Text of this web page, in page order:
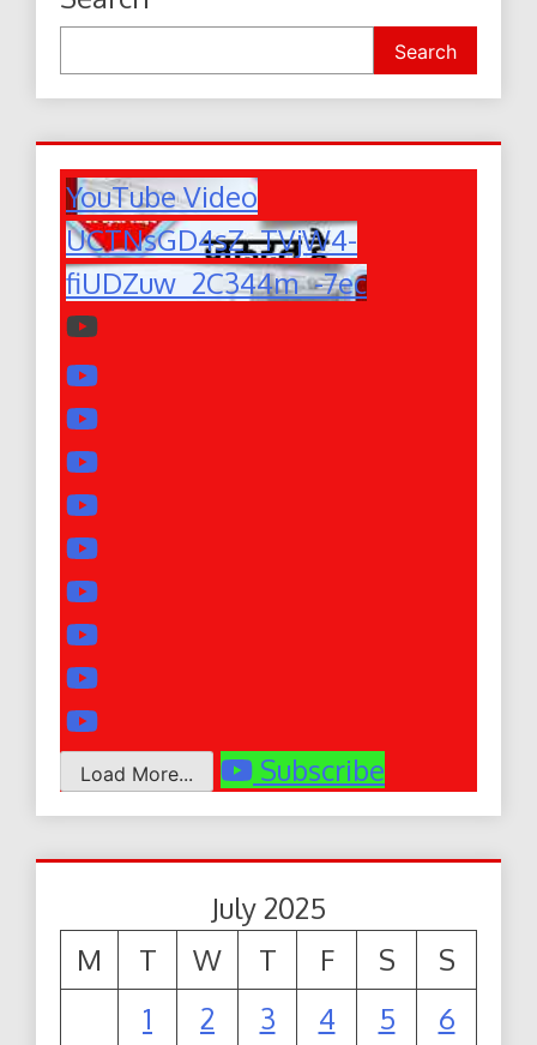
Search
YouTube Video
UCTNsGD4sZ_TVjW4-
fiUDZuw_2C344m_-7ec
Load More... Subscribe
July 2025
M
T W T F S
S
1
2 3 4 5
6